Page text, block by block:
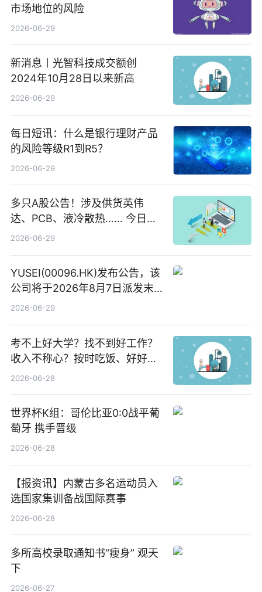
市场地位的风险
2026-06-29
新消息丨光智科技成交额创
2024年10月28日以来新高
2026-06-29
每日短讯：什么是银行理财产品
的风险等级R1到R5？
2026-06-29
多只A股公告！涉及供货英伟
达、PCB、液冷散热…… 今日快
讯
2026-06-29
YUSEI(00096.HK)发布公告，该
公司将于2026年8月7日派发末
期股息每股人民币0.013元 每日
2026-06-29
考不上好大学？找不到好工作？
收入不称心？按时吃饭、好好睡
觉
2026-06-28
世界杯K组：哥伦比亚0:0战平葡
萄牙 携手晋级
2026-06-28
【报资讯】内蒙古多名运动员入
选国家集训备战国际赛事
2026-06-28
多所高校录取通知书“瘦身” 观天
下
2026-06-27